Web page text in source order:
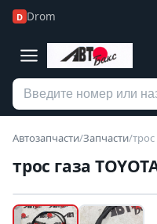
D Drom
Автозапчасти/Запчасти/трос
трос газа
Б/У В НАЛИЧИИ